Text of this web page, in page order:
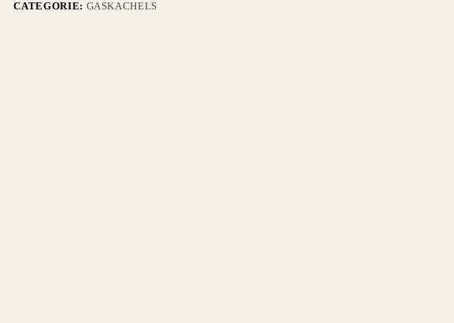
CATEGORIE: GASKACHELS